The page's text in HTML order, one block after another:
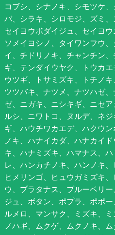
コブシ、シナノキ、シモツケ
バ、シラキ、シロモジ、ズミ、
セイヨウボダイジュ、セイヨウ
ソメイヨシノ、タイワンフウ
イ、チドリノキ、チャンチン
ギ、テンダイウヤク、トウカ
ウツギ、トサミズキ、トチノ
ツツバキ、ナツメ、ナツハゼ
ゼ、ニガキ、ニシキギ、ニセ
ルシ、ニワトコ、ヌルデ、ネ
ギ、ハウチワカエデ、ハクウ
ノキ、ハナイカダ、ハナカイ
キ、ハナミズキ、ハマナス、
レ、ハンカチノキ、ハンノキ、
ヒメリンゴ、ヒュウガミズキ
ウ、プラタナス、ブルーベリ
ジュ、ボタン、ポプラ、ポポ
ルメロ、マンサク、ミズキ、
ノハギ、ムクゲ、ムクノキ、ム